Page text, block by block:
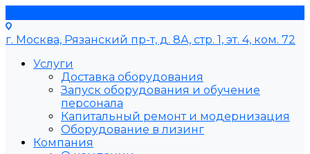
г. Москва, Рязанский пр-т, д. 8А, стр. 1, эт. 4, ком. 72
Услуги
Доставка оборудования
Запуск оборудования и обучение
персонала
Капитальный ремонт и модернизация
Оборудование в лизинг
Компания